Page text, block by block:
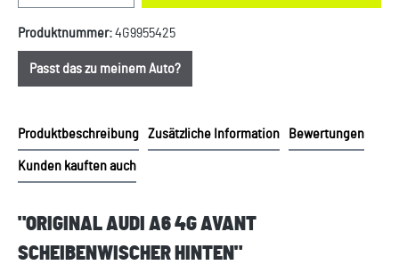
Produktnummer:4G9955425
Passt das zu meinem Auto?
Produktbeschreibung Zusätzliche Information Bewertungen
Kunden kauften auch
"ORIGINAL AUDI A6 4G AVANT
SCHEIBENWISCHER HINTEN"